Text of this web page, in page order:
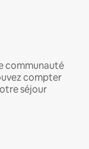
communauté
compter
séjour